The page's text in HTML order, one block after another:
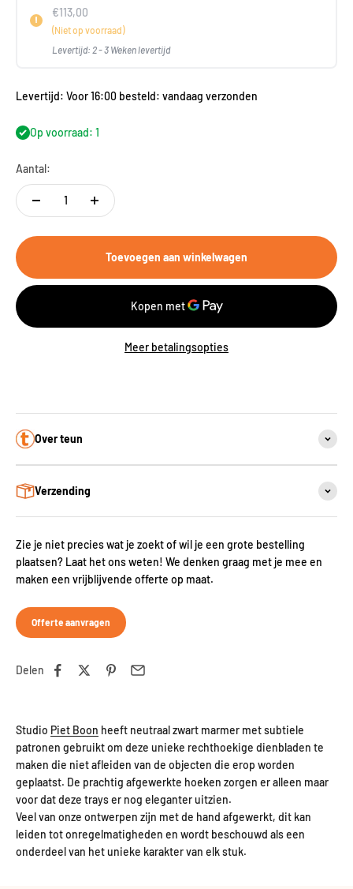
€113,00
(Niet op voorraad)
Levertijd: 2 - 3 Weken levertijd
Levertijd: Voor 16:00 besteld: vandaag verzonden
Op voorraad: 1
Aantal:
Toevoegen aan winkelwagen
Meer betalingsopties
Over teun
Verzending
Zie je niet precies wat je zoekt of wil je een grote bestelling
plaatsen? Laat het ons weten! We denken graag met je mee en
maken een vrijblijvende offerte op maat.
Offerte aanvragen
Delen
Studio Piet Boon heeft neutraal zwart marmer met subtiele
patronen gebruikt om deze unieke rechthoekige dienbladen te
maken die niet afleiden van de objecten die erop worden
geplaatst. De prachtig afgewerkte hoeken zorgen er alleen maar
voor dat deze trays er nog eleganter uitzien.
Veel van onze ontwerpen zijn met de hand afgewerkt, dit kan
leiden tot onregelmatigheden en wordt beschouwd als een
onderdeel van het unieke karakter van elk stuk.